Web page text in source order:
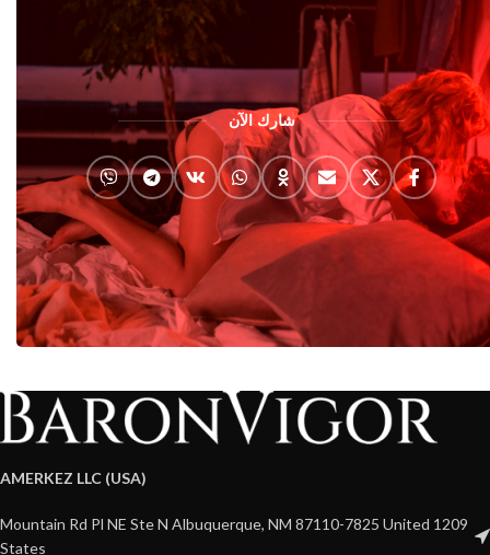
شارك الآن
AMERKEZ LLC (USA)
1209 Mountain Rd Pl NE Ste N Albuquerque, NM 87110-7825 United
States